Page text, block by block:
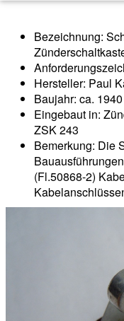
Bezeichnung:
Hersteller: Paul
Baujahr: ca. 1940
Eingebaut in:
ZSK 243
Bemerkung: Die
(Fl.50868-2)